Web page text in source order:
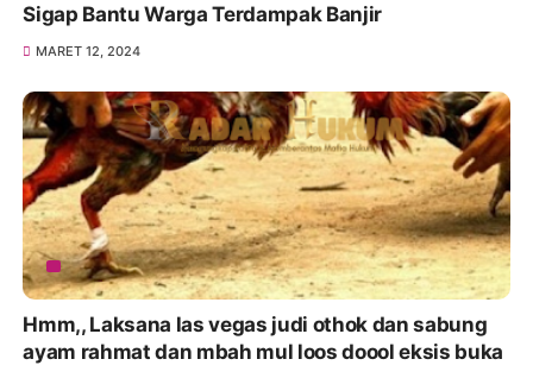
Sigap Bantu Warga Terdampak Banjir
MARET 12, 2024
Hmm,, Laksana las vegas judi othok dan sabung
ayam rahmat dan mbah mul loos doool eksis buka